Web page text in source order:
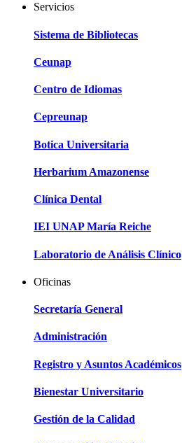
Servicios
Sistema de Bibliotecas
Ceunap
Centro de Idiomas
Cepreunap
Botica Universitaria
Herbarium Amazonense
Clínica Dental
IEI UNAP María Reiche
Laboratorio de Análisis Clínico
Oficinas
Secretaría General
Administración
Registro y Asuntos Académicos
Bienestar Universitario
Gestión de la Calidad